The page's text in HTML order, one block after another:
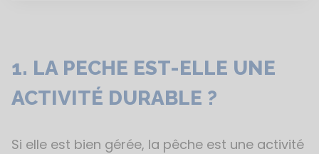
1. LA PECHE EST-ELLE UNE
ACTIVITÉ DURABLE ?
Si elle est bien gérée, la pêche est une activité